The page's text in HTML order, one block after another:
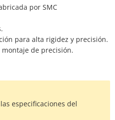
por SMC
para alta rigidez y precisión.
montaje de precisión.
disponible de serie.
la seguridad.
de piezas de trabajo y
especificaciones del